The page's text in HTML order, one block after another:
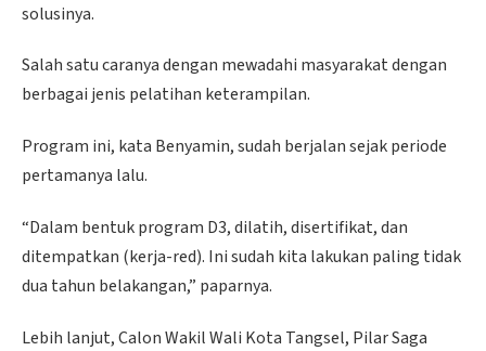
solusinya.
Salah satu caranya dengan mewadahi masyarakat dengan
berbagai jenis pelatihan keterampilan.
Program ini, kata Benyamin, sudah berjalan sejak periode
pertamanya lalu.
“Dalam bentuk program D3, dilatih, disertifikat, dan
ditempatkan (kerja-red). Ini sudah kita lakukan paling tidak
dua tahun belakangan,” paparnya.
Lebih lanjut, Calon Wakil Wali Kota Tangsel, Pilar Saga